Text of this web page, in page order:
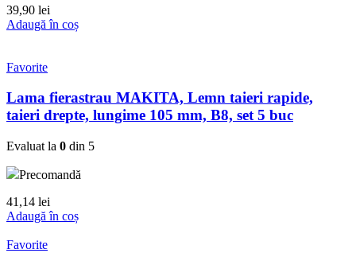
39,90 lei
Adaugă în coș
Favorite
Lama fierastrau MAKITA, Lemn taieri rapide,
taieri drepte, lungime 105 mm, B8, set 5 buc
Evaluat la 0 din 5
Precomandă
41,14 lei
Adaugă în coș
Favorite